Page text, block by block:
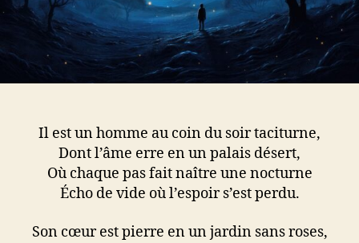
Il est un homme au coin du soir taciturne,
Dont l’âme erre en un palais désert,
Où chaque pas fait naître une nocturne
Écho de vide où l’espoir s’est perdu.
Son cœur est pierre en un jardin sans roses,